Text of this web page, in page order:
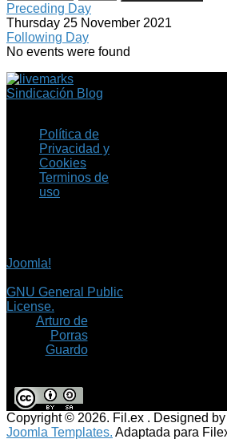
Preceding Day
Thursday 25 November 2021
Following Day
No events were found
Sindicación Blog
Política de
Privacidad y
Cookies
Terminos de
uso
Joomla!
GNU General Public
License.
Arturo de
Porras
Guardo
Copyright © 2026. Fil.ex . Designed
Joomla Templates. Adaptada para